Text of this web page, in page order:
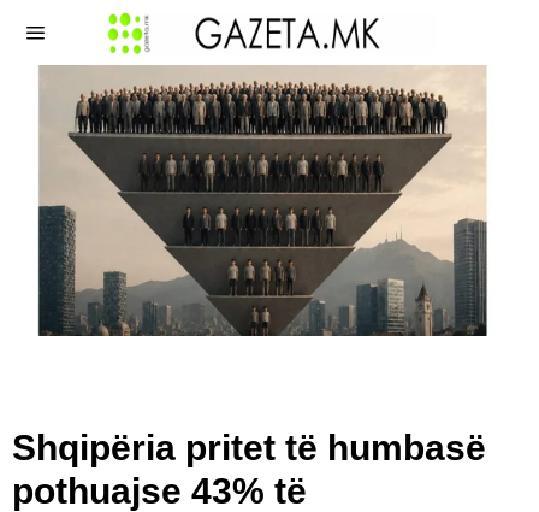
Shqipëria pritet të humbasë
pothuajse 43% të